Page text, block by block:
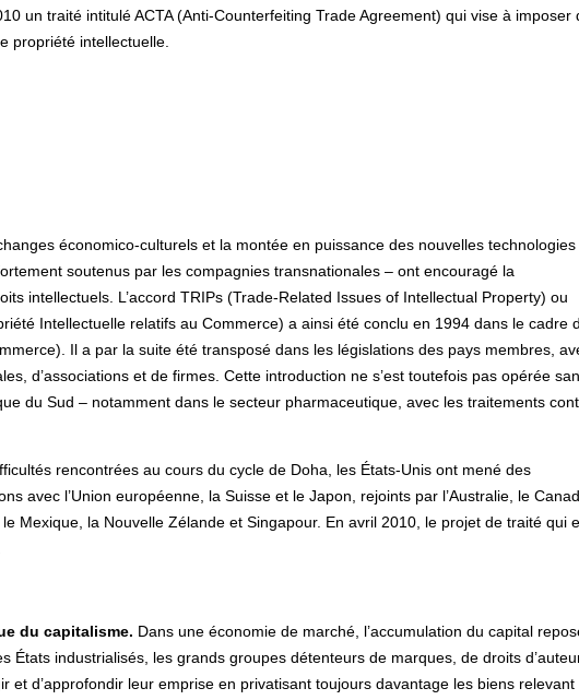
un traité intitulé ACTA (Anti-Counterfeiting Trade Agreement) qui vise à imposer
propriété intellectuelle.
économico-culturels et la montée en puissance des nouvelles technologies
soutenus par les compagnies transnationales – ont encouragé la
intellectuels. L’accord TRIPs (Trade-Related Issues of Intellectual Property) ou
Intellectuelle relatifs au Commerce) a ainsi été conclu en 1994 dans le cadre
Il a par la suite été transposé dans les législations des pays membres,
d’associations et de firmes. Cette introduction ne s’est toutefois pas opérée
du Sud – notamment dans le secteur pharmaceutique, avec les traitements
rencontrées au cours du cycle de Doha, les États-Unis ont mené des
avec l’Union européenne, la Suisse et le Japon, rejoints par l’Australie, le
Mexique, la Nouvelle Zélande et Singapour. En avril 2010, le projet de traité qui
du capitalisme. Dans une économie de marché, l’accumulation du capital
États industrialisés, les grands groupes détenteurs de marques, de droits
et d’approfondir leur emprise en privatisant toujours davantage les biens relevant